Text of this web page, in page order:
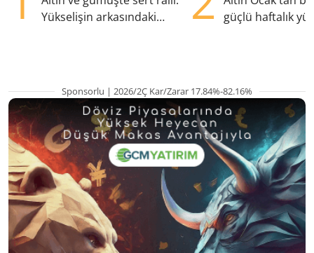
Yükselişin arkasındaki
güçlü haftalık
Sponsorlu | 2026/2Ç Kar/Zarar 17.84%-82.16%